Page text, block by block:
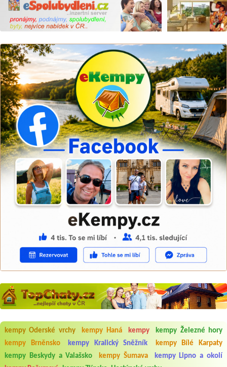
kempy Oderské vrchy kempy Haná kempy
kempy Železné hory
kempy Brněnsko
kempy Kralický Sněžník
kempy Bílé Karpaty
kempy Beskydy a Valašsko
kempy Šumava
kempy Lipno a okolí
Aneta Melicharová***
Byli jsme zde v týdnu od 25.7. do 1.8. 2026. Kemp jako takový je pěkný.